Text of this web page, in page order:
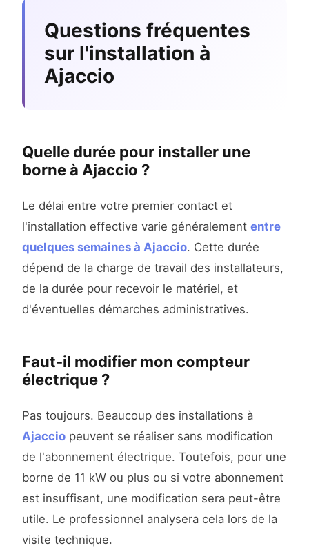
Questions fréquentes
sur l'installation à
Ajaccio
Quelle durée pour installer une
borne à Ajaccio ?
Le délai entre votre premier contact et
l'installation effective varie généralement entre
quelques semaines à Ajaccio. Cette durée
dépend de la charge de travail des installateurs,
de la durée pour recevoir le matériel, et
d'éventuelles démarches administratives.
Faut-il modifier mon compteur
électrique ?
Pas toujours. Beaucoup des installations à
Ajaccio peuvent se réaliser sans modification
de l'abonnement électrique. Toutefois, pour une
borne de 11 kW ou plus ou si votre abonnement
est insuffisant, une modification sera peut-être
utile. Le professionnel analysera cela lors de la
visite technique.